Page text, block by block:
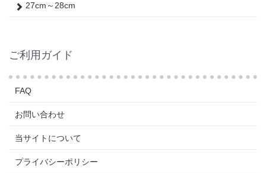
27cm～28cm
ご利用ガイド
FAQ
お問い合わせ
当サイトについて
プライバシーポリシー